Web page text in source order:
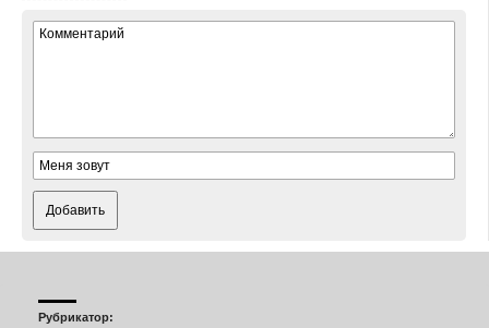
Добавить
Рубрикатор: